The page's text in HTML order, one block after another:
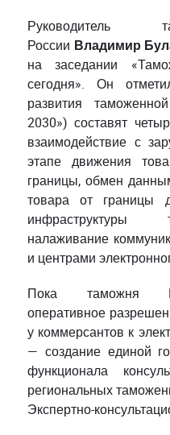
Руководитель
России Владимир
на заседании
сегодня». Он
развития
2030») составят
взаимодействие с
этапе движения
границы, обмен
товара от границы
инфраструктуры
налаживание
и центрами
Пока таможня
оперативное
у коммерсантов к
— создание единой
функционала
региональных
Экспертно-